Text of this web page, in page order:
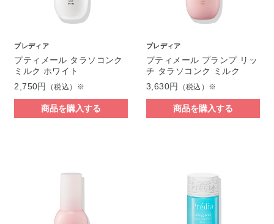
プレディア
プティメール タラソコンク
ミルク ホワイト
2,750円
（税込）※
商品を購入する
プレディア
プティメール プランプ リッ
チ タラソコンク ミルク
3,630円
（税込）※
商品を購入する